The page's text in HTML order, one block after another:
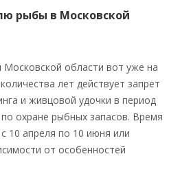
рыбы в Московской
области вот уже на
лет действует запрет
и живцовой удочки в период
охране рыбных запасов. Время
10 апреля по 10 июня или
от особенностей